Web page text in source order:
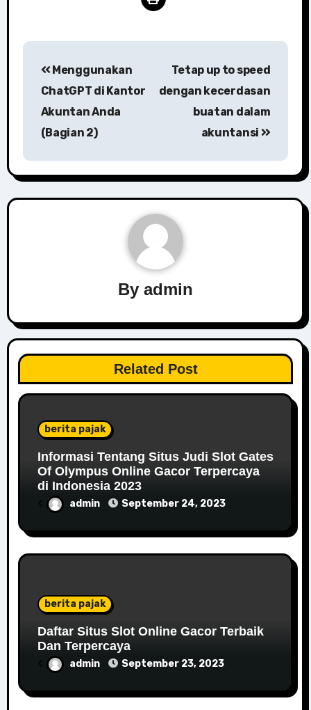
navigation
Menggunakan
ChatGPT di Kantor
Akuntan Anda
(Bagian 2)
Tetap up to speed
dengan kecerdasan
buatan dalam
akuntansi
By admin
Related Post
berita pajak
Informasi Tentang Situs Judi Slot Gates
Of Olympus Online Gacor Terpercaya
di Indonesia 2023
< admin September 24, 2023
berita pajak
Daftar Situs Slot Online Gacor Terbaik
Dan Terpercaya
< admin September 23, 2023